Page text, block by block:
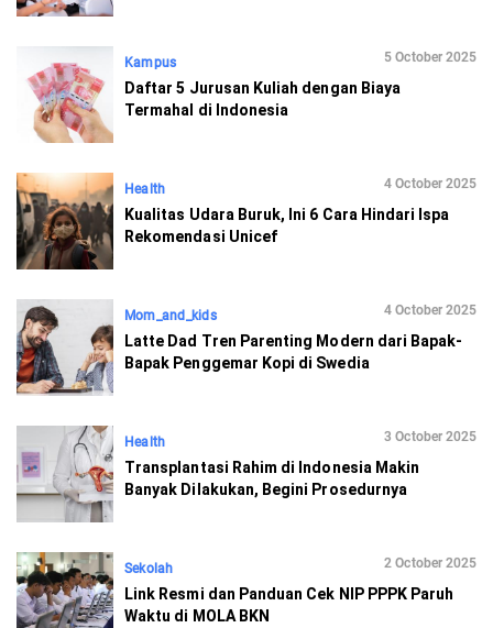
Kampus 5 October 2025
Daftar 5 Jurusan Kuliah dengan Biaya
Termahal di Indonesia
Health 4 October 2025
Kualitas Udara Buruk, Ini 6 Cara Hindari Ispa
Rekomendasi Unicef
Mom_and_kids 4 October 2025
Latte Dad Tren Parenting Modern dari Bapak-
Bapak Penggemar Kopi di Swedia
Health 3 October 2025
Transplantasi Rahim di Indonesia Makin
Banyak Dilakukan, Begini Prosedurnya
Sekolah 2 October 2025
Link Resmi dan Panduan Cek NIP PPPK Paruh
Waktu di MOLA BKN